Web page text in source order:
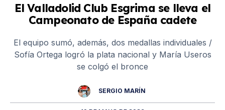
El Valladolid Club Esgrima se lleva el
Campeonato de España cadete
El equipo sumó, además, dos medallas individuales /
Sofía Ortega logró la plata nacional y María Useros
se colgó el bronce
SERGIO MARÍN